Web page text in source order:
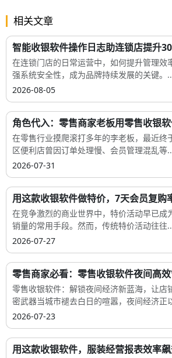
相关文章
智能收银软件操作日志助连锁店提升
在连锁门店的日常运营中，如何提升管理效
强系统安全性，成为品牌持续发展的关键。
2026-08-05
角色代入：零售商家老板用零售收银
在零售行业摸爬滚打多年的李老板，最近终
区便利店曾因订单处理慢、会员管理混乱等
2026-07-31
用这款收银软件做特价，7天会员复购
在竞争激烈的商业世界中，特价活动早已成
销量的常用手段。然而，传统特价活动往往
2026-07-27
零售商家必看：零售收银软件夜间高
零售收银软件：解锁夜间经济新蓝海，让店
密武器当城市褪去白日的喧嚣，夜间经济正
2026-07-23
用这款收银软件，服装经营报表效率飙